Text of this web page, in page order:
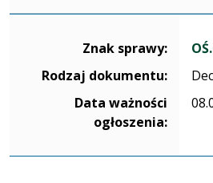
Znak sprawy:
Rodzaj dokumentu:
Data ważności
ogłoszenia: